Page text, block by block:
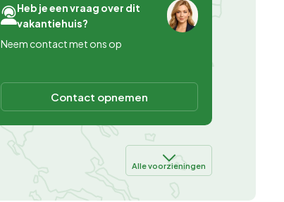
Heb je een vraag over dit
vakantiehuis?
Neem contact met ons op
Contact opnemen
Alle voorzieningen